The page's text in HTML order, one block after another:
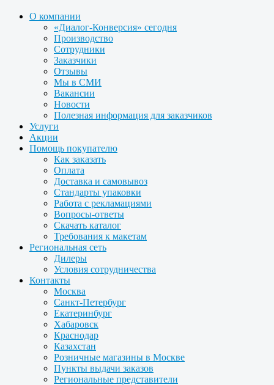
О компании
«Диалог-Конверсия» сегодня
Производство
Сотрудники
Заказчики
Отзывы
Мы в СМИ
Вакансии
Новости
Полезная информация для заказчиков
Услуги
Акции
Помощь покупателю
Как заказать
Оплата
Доставка и самовывоз
Стандарты упаковки
Работа с рекламациями
Вопросы-ответы
Скачать каталог
Требования к макетам
Региональная сеть
Дилеры
Условия сотрудничества
Контакты
Москва
Санкт-Петербург
Екатеринбург
Хабаровск
Краснодар
Казахстан
Розничные магазины в Москве
Пункты выдачи заказов
Региональные представители